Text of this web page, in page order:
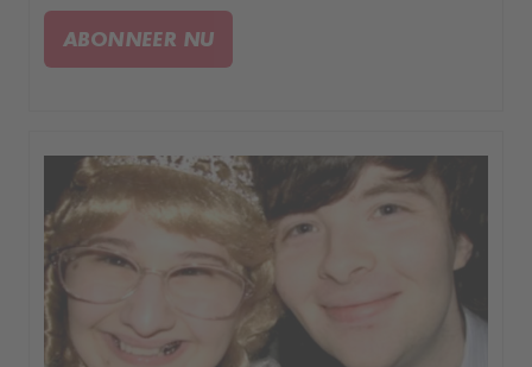
hekserij om haar dochter met voodoo te betoveren.
ABONNEER NU